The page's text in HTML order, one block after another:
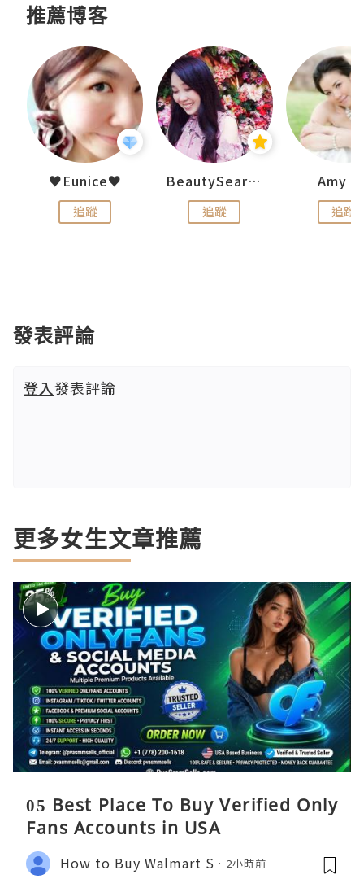
推薦博客
♥Eunice♥
追蹤
BeautySearch
追蹤
Amy
追蹤
發表評論
登入發表評論
更多女生文章推薦
05 Best Place To Buy Verified Only
Fans Accounts in USA
How to Buy Walmart S 2小時前